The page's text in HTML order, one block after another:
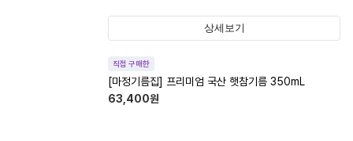
상세보기
직접 구매한
[마정기름집] 프리미엄 국산 햇참기름 350mL
63,400원